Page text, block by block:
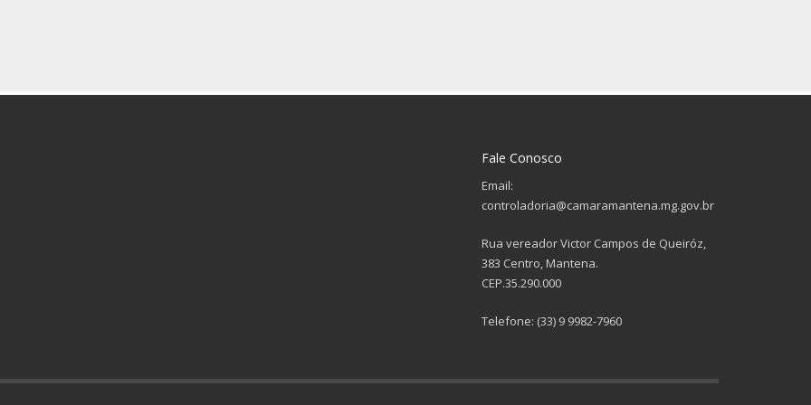
Fale Conosco
Email:
controladoria@camaramantena.mg.gov.br
Rua vereador Victor Campos de Queiróz,
383 Centro, Mantena.
CEP.35.290.000
Telefone: (33) 9 9982-7960